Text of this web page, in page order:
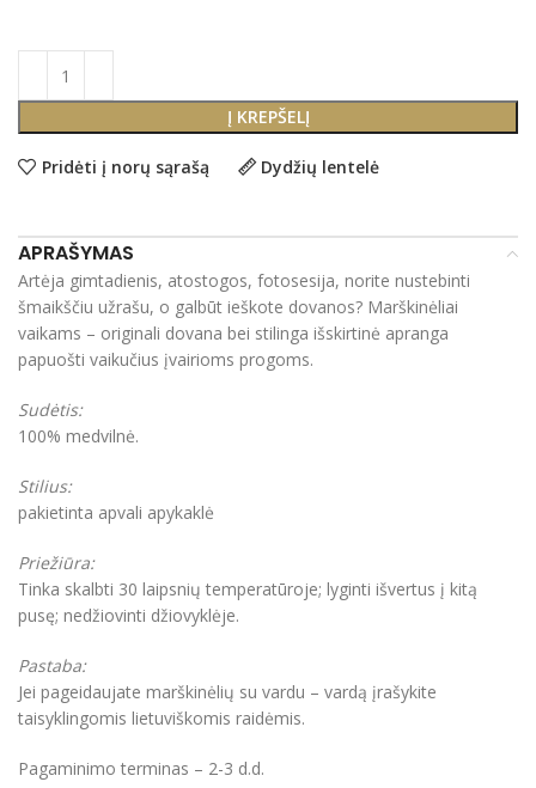
Į KREPŠELĮ
Pridėti į norų sąrašą Dydžių lentelė
APRAŠYMAS
Artėja gimtadienis, atostogos, fotosesija, norite nustebinti
šmaikščiu užrašu, o galbūt ieškote dovanos? Marškinėliai
vaikams – originali dovana bei stilinga išskirtinė apranga
papuošti vaikučius įvairioms progoms.
Sudėtis:
100% medvilnė.
Stilius:
pakietinta apvali apykaklė
Priežiūra:
Tinka skalbti 30 laipsnių temperatūroje; lyginti išvertus į kitą
pusę; nedžiovinti džiovyklėje.
Pastaba:
Jei pageidaujate marškinėlių su vardu – vardą įrašykite
taisyklingomis lietuviškomis raidėmis.
Pagaminimo terminas – 2-3 d.d.